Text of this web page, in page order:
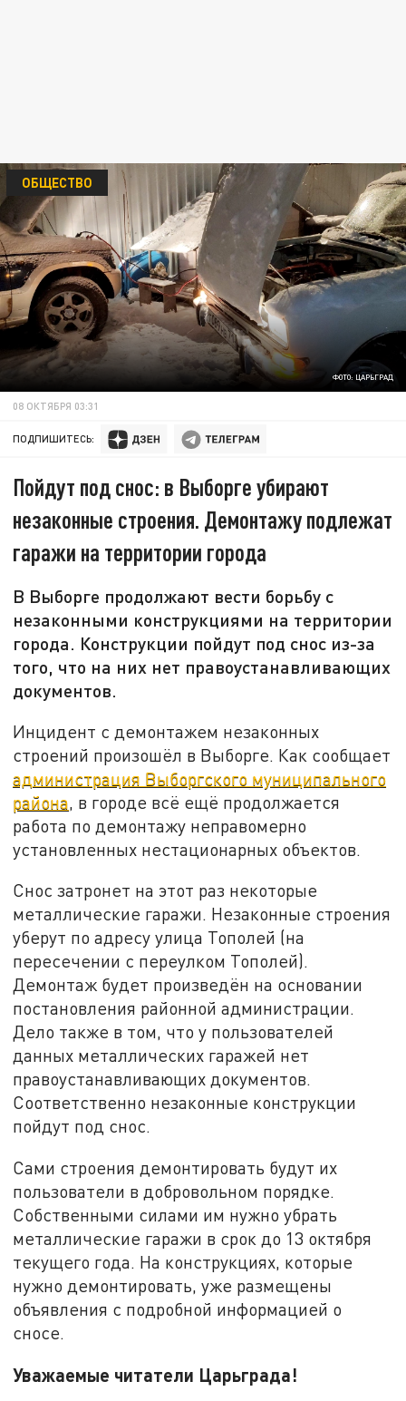
ФОТО: ЦАРЬГРАД
ОБЩЕСТВО
08 ОКТЯБРЯ 03:31
ПОДПИШИТЕСЬ:
Пойдут под снос: в Выборге убирают
незаконные строения. Демонтажу подлежат
гаражи на территории города
В Выборге продолжают вести борьбу с
незаконными конструкциями на территории
города. Конструкции пойдут под снос из-за
того, что на них нет правоустанавливающих
документов.
Инцидент с демонтажем незаконных
строений произошёл в Выборге. Как сообщает
администрация Выборгского муниципального
района, в городе всё ещё продолжается
работа по демонтажу неправомерно
установленных нестационарных объектов.
Снос затронет на этот раз некоторые
металлические гаражи. Незаконные строения
уберут по адресу улица Тополей (на
пересечении с переулком Тополей).
Демонтаж будет произведён на основании
постановления районной администрации.
Дело также в том, что у пользователей
данных металлических гаражей нет
правоустанавливающих документов.
Соответственно незаконные конструкции
пойдут под снос.
Сами строения демонтировать будут их
пользователи в добровольном порядке.
Собственными силами им нужно убрать
металлические гаражи в срок до 13 октября
текущего года. На конструкциях, которые
нужно демонтировать, уже размещены
объявления с подробной информацией о
сносе.
Уважаемые читатели Царьграда!